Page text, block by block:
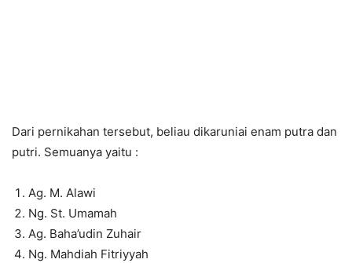
Dari pernikahan tersebut, beliau dikaruniai enam putra dan
putri. Semuanya yaitu :
Ag. M. Alawi
Ng. St. Umamah
Ag. Baha’udin Zuhair
Ng. Mahdiah Fitriyyah